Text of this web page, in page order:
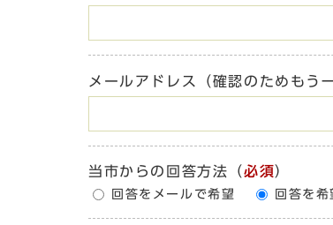
メールアドレス（確認のためもう
当市からの回答方法 （必須）
回答をメールで希望 回答を希